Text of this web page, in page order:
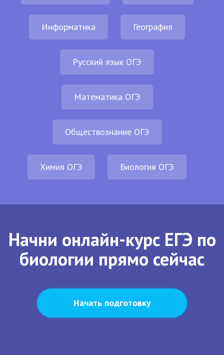
Информатика География
Русский язык ОГЭ
Математика ОГЭ
Обществознание ОГЭ
Химия ОГЭ Биология ОГЭ
Начни онлайн-курс ЕГЭ по
биологии прямо сейчас
Начать подготовку